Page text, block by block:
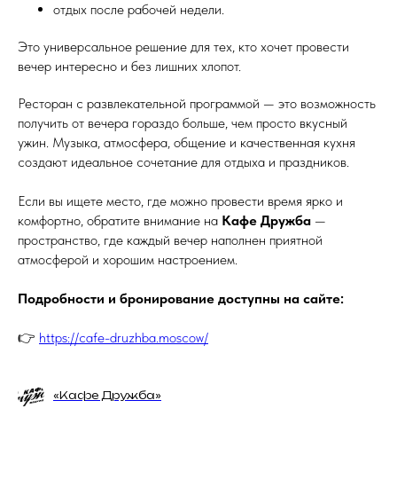
отдых после рабочей недели.
Это универсальное решение для тех, кто хочет провести
вечер интересно и без лишних хлопот.
Ресторан с развлекательной программой — это возможность
получить от вечера гораздо больше, чем просто вкусный
ужин. Музыка, атмосфера, общение и качественная кухня
создают идеальное сочетание для отдыха и праздников.
Если вы ищете место, где можно провести время ярко и
комфортно, обратите внимание на Кафе Дружба —
пространство, где каждый вечер наполнен приятной
атмосферой и хорошим настроением.
Подробности и бронирование доступны на сайте:
👉 https://cafe-druzhba.moscow/
«Кафе Дружба»
Пн - Ср - с 12:00 до 00:00
Чт - Вс - с 12:00 до 06:00
Москва,
Рочдельская ул., 15, стр. 30
+7 (495) 120-11-33